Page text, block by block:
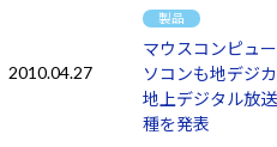
2010.04.27
製品
マウスコンピュ
ソコンも地デジ
地上デジタル放
種を発表